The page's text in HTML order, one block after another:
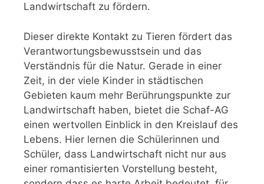
Landwirtschaft zu fördern.
Dieser direkte Kontakt zu Tieren fördert das
Verantwortungsbewusstsein und das
Verständnis für die Natur. Gerade in einer
Zeit, in der viele Kinder in städtischen
Gebieten kaum mehr Berührungspunkte zur
Landwirtschaft haben, bietet die Schaf-AG
einen wertvollen Einblick in den Kreislauf des
Lebens. Hier lernen die Schülerinnen und
Schüler, dass Landwirtschaft nicht nur aus
einer romantisierten Vorstellung besteht,